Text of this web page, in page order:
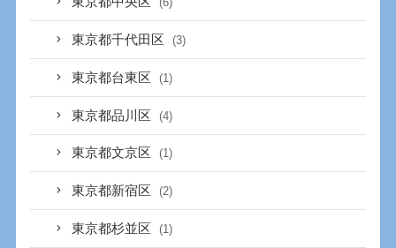
東京都千代田区 (3)
東京都台東区 (1)
東京都品川区 (4)
東京都文京区 (1)
東京都新宿区 (2)
東京都杉並区 (1)